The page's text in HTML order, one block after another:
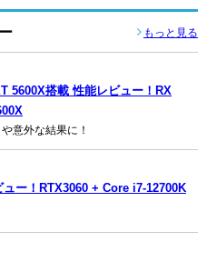
もっと見る
5600X搭載 性能レビュー！RX
意外な結果に！
ー！RTX3060 + Core i7-12700K